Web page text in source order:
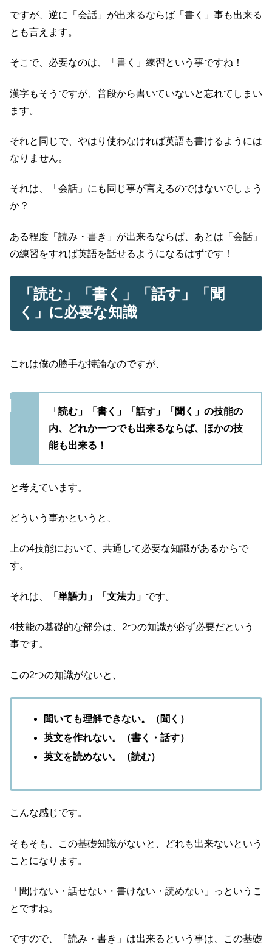
ですが、逆に「会話」が出来るならば「書く」事も出来る
とも言えます。
そこで、必要なのは、「書く」練習という事ですね！
漢字もそうですが、普段から書いていないと忘れてしまい
ます。
それと同じで、やはり使わなければ英語も書けるようには
なりません。
それは、「会話」にも同じ事が言えるのではないでしょう
か？
ある程度「読み・書き」が出来るならば、あとは「会話」
の練習をすれば英語を話せるようになるはずです！
「読む」「書く」「話す」「聞
く」に必要な知識
これは僕の勝手な持論なのですが、
「 読む」「書く」「話す」「聞く」の技能の
内、どれか一つでも出来るならば、 ほかの技
能も出来る！
と考えています。
どういう事かというと、
上の4技能において、共通して必要な知識があるからで
す。
それは、 「単語力」「文法力」 です。
4技能の基礎的な部分は、2つの知識が必ず必要だという
事です。
この2つの知識がないと、
聞いても理解できない。（聞く）
英文を作れない。（書く・話す）
英文を読めない。（読む）
こんな感じです。
そもそも、この基礎知識がないと、どれも出来ないという
ことになります。
「聞けない・話せない・書けない・読めない」っというこ
とですね。
ですので、「読み・書き」は出来るという事は、この基礎